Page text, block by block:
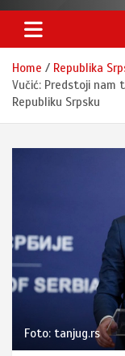
Home
Republika
Vučić: Predstoji nam
Republiku Srpsku
Foto: tanjug.rs